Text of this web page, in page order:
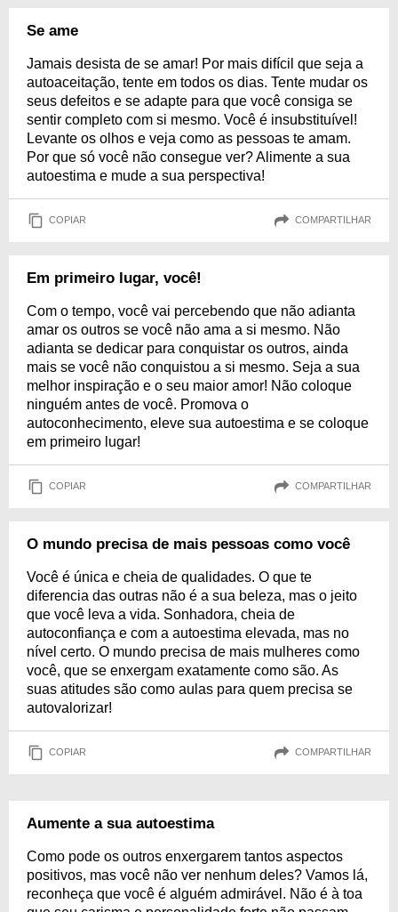
Se ame
Jamais desista de se amar! Por mais difícil que seja a
autoaceitação, tente em todos os dias. Tente mudar os
seus defeitos e se adapte para que você consiga se
sentir completo com si mesmo. Você é insubstituível!
Levante os olhos e veja como as pessoas te amam.
Por que só você não consegue ver? Alimente a sua
autoestima e mude a sua perspectiva!
COPIAR COMPARTILHAR
Em primeiro lugar, você!
Com o tempo, você vai percebendo que não adianta
amar os outros se você não ama a si mesmo. Não
adianta se dedicar para conquistar os outros, ainda
mais se você não conquistou a si mesmo. Seja a sua
melhor inspiração e o seu maior amor! Não coloque
ninguém antes de você. Promova o
autoconhecimento, eleve sua autoestima e se coloque
em primeiro lugar!
COPIAR COMPARTILHAR
O mundo precisa de mais pessoas como você
Você é única e cheia de qualidades. O que te
diferencia das outras não é a sua beleza, mas o jeito
que você leva a vida. Sonhadora, cheia de
autoconfiança e com a autoestima elevada, mas no
nível certo. O mundo precisa de mais mulheres como
você, que se enxergam exatamente como são. As
suas atitudes são como aulas para quem precisa se
autovalorizar!
COPIAR COMPARTILHAR
Aumente a sua autoestima
Como pode os outros enxergarem tantos aspectos
positivos, mas você não ver nenhum deles? Vamos lá,
reconheça que você é alguém admirável. Não é à toa